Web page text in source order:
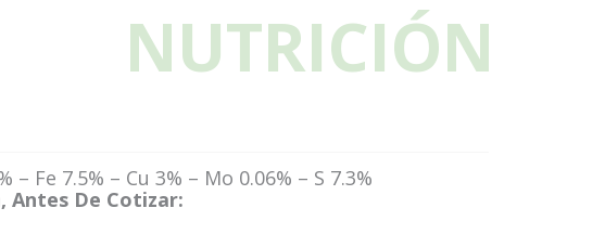
NUTRICIÓN
– Fe 7.5% – Cu 3% – Mo 0.06% – S 7.3%
Antes De Cotizar: